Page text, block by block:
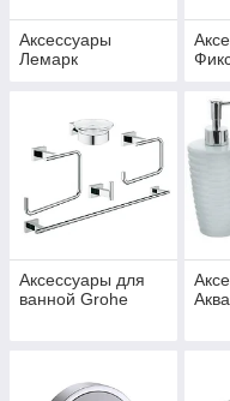
Аксессуары
Лемарк
Аксессуары для
ванной Grohe